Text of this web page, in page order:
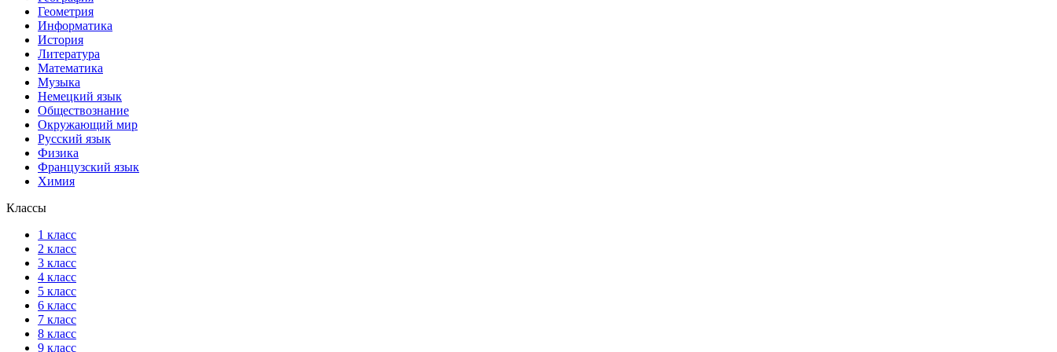
Геометрия
Информатика
История
Литература
Математика
Музыка
Немецкий язык
Обществознание
Окружающий мир
Русский язык
Физика
Французский язык
Химия
Классы
1 класс
2 класс
3 класс
4 класс
5 класс
6 класс
7 класс
8 класс
9 класс